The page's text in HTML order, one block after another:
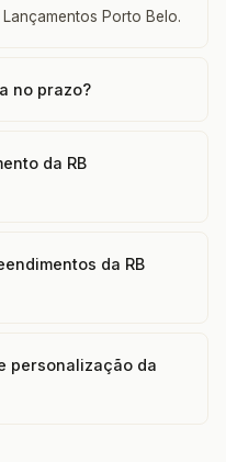
Porto Belo.
no prazo?
da RB
da RB
personalização da